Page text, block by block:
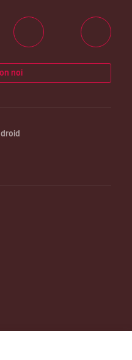
noi